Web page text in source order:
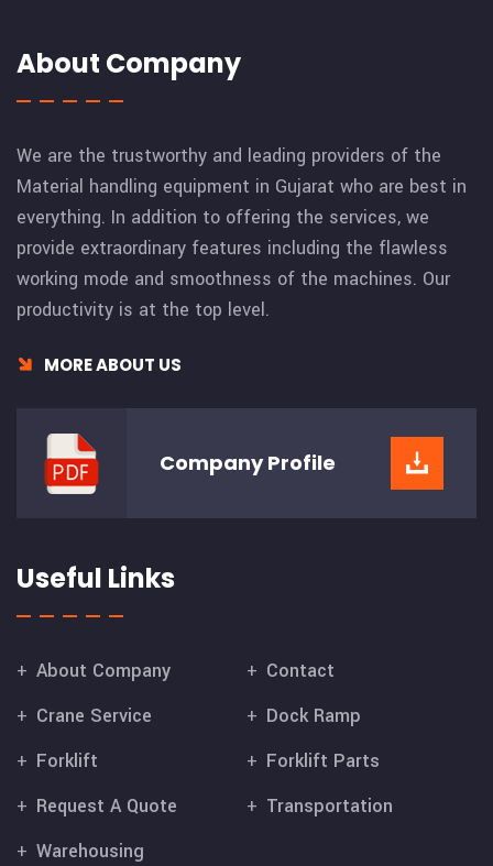
About Company
We are the trustworthy and leading providers of the
Material handling equipment in Gujarat who are best in
everything. In addition to offering the services, we
provide extraordinary features including the flawless
working mode and smoothness of the machines. Our
productivity is at the top level.
MORE ABOUT US
CompanyProfile
Useful Links
About Company
Contact
Crane Service
Dock Ramp
Forklift
Forklift Parts
Request A Quote
Transportation
Warehousing